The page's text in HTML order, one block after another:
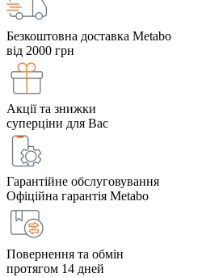
Безкоштовна доставка Metabo
від 2000 грн
Акції та знижки
суперціни для Вас
Гарантійне обслуговування
Офіційна гарантія Metabo
Повернення та обмін
протягом 14 дней